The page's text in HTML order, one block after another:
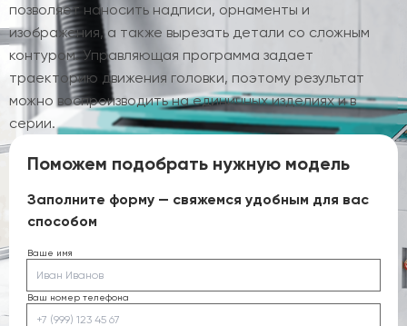
позволяет наносить надписи, орнаменты и
изображения, а также вырезать детали со сложным
контуром. Управляющая программа задает
траекторию движения головки, поэтому результат
можно воспроизводить на единичных изделиях и в
серии.
Поможем подобрать нужную модель
Заполните форму — свяжемся удобным для вас
способом
Ваше имя
Ваш номер телефона